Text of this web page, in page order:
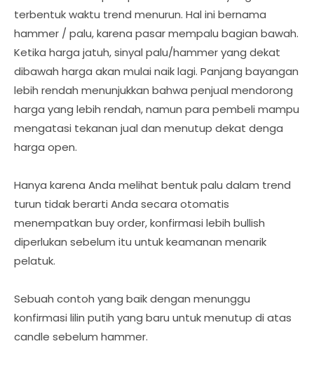
terbentuk waktu trend menurun. Hal ini bernama
hammer / palu, karena pasar mempalu bagian bawah.
Ketika harga jatuh, sinyal palu/hammer yang dekat
dibawah harga akan mulai naik lagi. Panjang bayangan
lebih rendah menunjukkan bahwa penjual mendorong
harga yang lebih rendah, namun para pembeli mampu
mengatasi tekanan jual dan menutup dekat denga
harga open.
Hanya karena Anda melihat bentuk palu dalam trend
turun tidak berarti Anda secara otomatis
menempatkan buy order, konfirmasi lebih bullish
diperlukan sebelum itu untuk keamanan menarik
pelatuk.
Sebuah contoh yang baik dengan menunggu
konfirmasi lilin putih yang baru untuk menutup di atas
candle sebelum hammer.